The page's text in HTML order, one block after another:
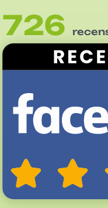
726